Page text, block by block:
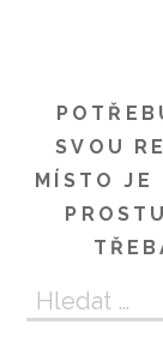
SVOU
MÍSTO JE
Vyhledávání